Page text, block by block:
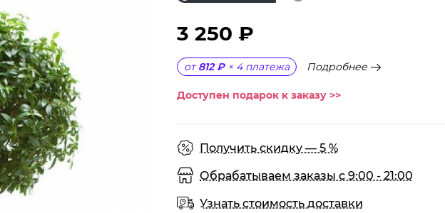
3 250 ₽
от 812 ₽ × 4 платежа Подробнее
Доступен подарок к заказу >>
Получить скидку — 5 %
Обрабатываем заказы с 9:00 - 21:00
Узнать стоимость доставки